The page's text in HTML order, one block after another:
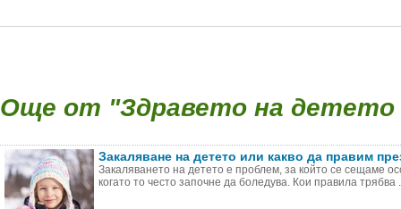
Още от "Здравето на детето
Закаляване на детето или какво да правим
Закаляването на детето е проблем, за който се сещаме
когато то често започне да боледува. Кои правила трябва